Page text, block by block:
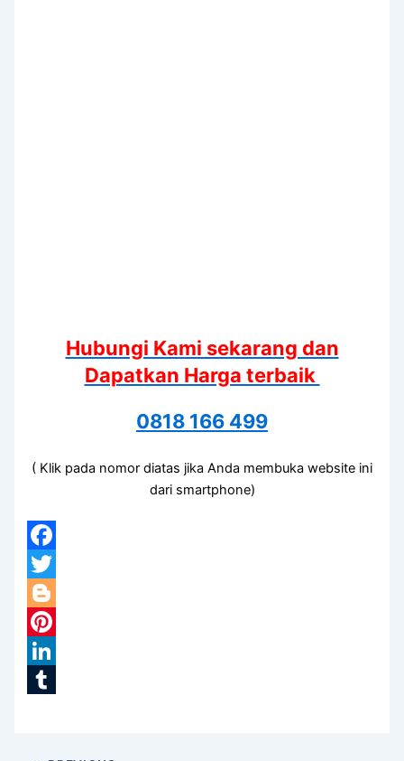
Hubungi Kami sekarang dan
Dapatkan Harga terbaik
0818 166 499
( Klik pada nomor diatas jika Anda membuka website ini
dari smartphone)
Facebook
Twitter
Blogger
Pinterest
LinkedIn